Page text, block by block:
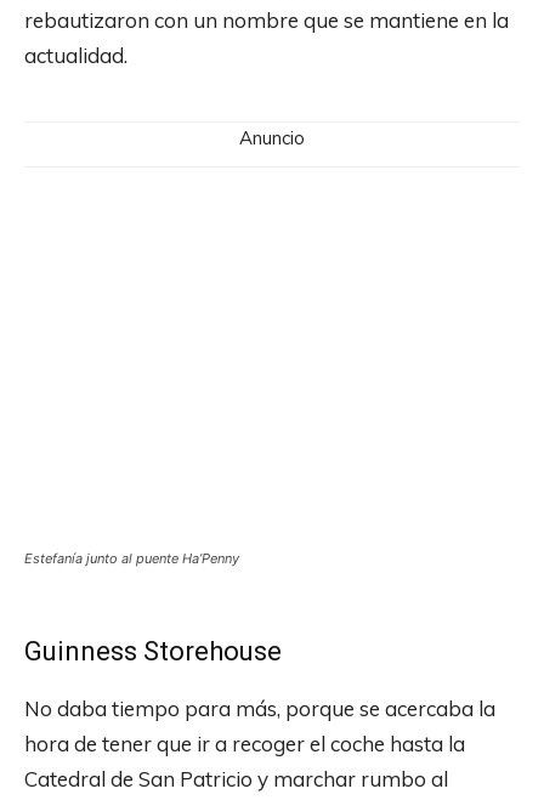
rebautizaron con un nombre que se mantiene en la
actualidad.
Anuncio
Estefanía junto al puente Ha’Penny
Guinness Storehouse
No daba tiempo para más, porque se acercaba la
hora de tener que ir a recoger el coche hasta la
Catedral de San Patricio y marchar rumbo al